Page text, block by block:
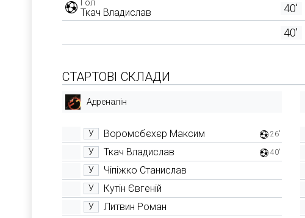
Гол
Ткач Владислав
40'
40'
СТАРТОВІ СКЛАДИ
Адреналін
У Воромсбєхєр Максим 26'
У Ткач Владислав 40'
У Чіпіжко Станислав
У Кутін Євгеній
У Литвин Роман